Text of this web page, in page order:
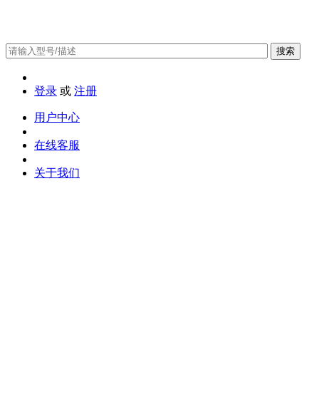
搜索
登录 或 注册
用户中心
在线客服
关于我们